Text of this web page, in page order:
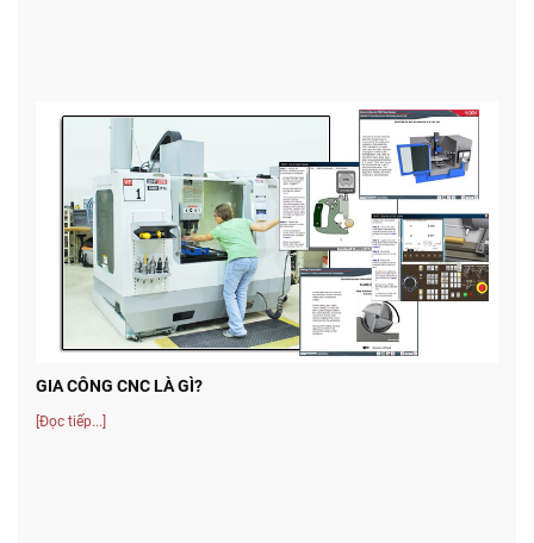
GIA CÔNG CNC LÀ GÌ?
[Đọc tiếp...]